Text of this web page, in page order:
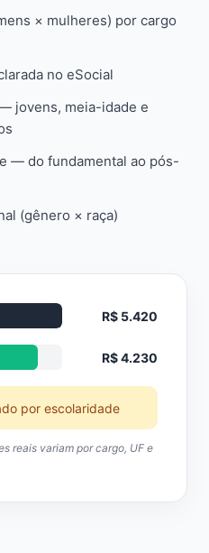
× mulheres) por cargo
no eSocial
jovens, meia-idade e
— do fundamental ao pós-
(gênero × raça)
R$ 5.420
R$ 4.230
por escolaridade
reais variam por cargo, UF e